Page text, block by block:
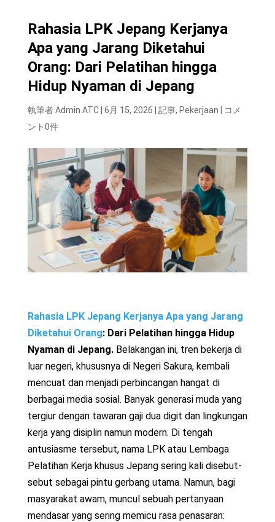
Rahasia LPK Jepang Kerjanya
Apa yang Jarang Diketahui
Orang: Dari Pelatihan hingga
Hidup Nyaman di Jepang
執筆者Admin ATC| 6月 15, 2026 記事, Pekerjaan
コメ
ント0件
Rahasia LPK Jepang Kerjanya Apa yang Jarang
Diketahui Orang: Dari Pelatihan hingga Hidup
Nyaman di Jepang.Belakangan ini, tren bekerja di
luar negeri, khususnya di Negeri Sakura, kembali
mencuat dan menjadi perbincangan hangat di
berbagai media sosial. Banyak generasi muda yang
tergiur dengan tawaran gaji dua digit dan lingkungan
kerja yang disiplin namun modern. Di tengah
antusiasme tersebut, nama LPK atau Lembaga
Pelatihan Kerja khusus Jepang sering kali disebut-
sebut sebagai pintu gerbang utama. Namun, bagi
masyarakat awam, muncul sebuah pertanyaan
mendasar yang sering memicu rasa penasaran: